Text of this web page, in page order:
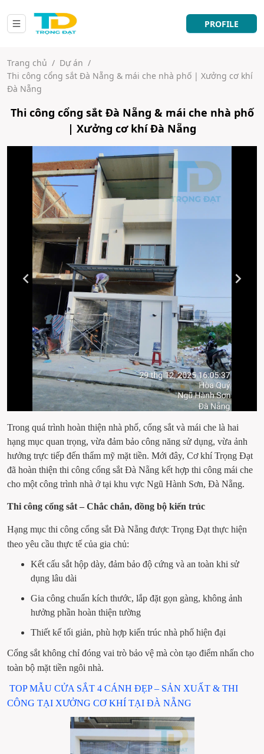
PROFILE
Trang chủ / Dự án /
Thi công cổng sắt Đà Nẵng & mái che nhà phố | Xưởng cơ khí
Đà Nẵng
Thi công cổng sắt Đà Nẵng & mái che nhà phố
| Xưởng cơ khí Đà Nẵng
Trong quá trình hoàn thiện nhà phố, cổng sắt và mái che là hai
hạng mục quan trọng, vừa đảm bảo công năng sử dụng, vừa ảnh
hưởng trực tiếp đến thẩm mỹ mặt tiền. Mới đây, Cơ khí Trọng Đạt
đã hoàn thiện thi công cổng sắt Đà Nẵng kết hợp thi công mái che
cho một công trình nhà ở tại khu vực Ngũ Hành Sơn, Đà Nẵng.
Thi công cổng sắt – Chắc chắn, đồng bộ kiến trúc
Hạng mục thi công cổng sắt Đà Nẵng được Trọng Đạt thực hiện
theo yêu cầu thực tế của gia chủ:
Kết cấu sắt hộp dày, đảm bảo độ cứng và an toàn khi sử
dụng lâu dài
Gia công chuẩn kích thước, lắp đặt gọn gàng, không ảnh
hưởng phần hoàn thiện tường
Thiết kế tối giản, phù hợp kiến trúc nhà phố hiện đại
Cổng sắt không chỉ đóng vai trò bảo vệ mà còn tạo điểm nhấn cho
toàn bộ mặt tiền ngôi nhà.
CÔNG TẠI XƯỞNG CƠ KHÍ TẠI ĐÀ NẴNG